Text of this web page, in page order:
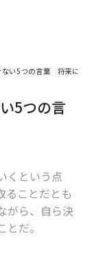
ない5つの言葉 将来に悪
5つの言
くという点
ることだとも
がら、自ら決
だ。